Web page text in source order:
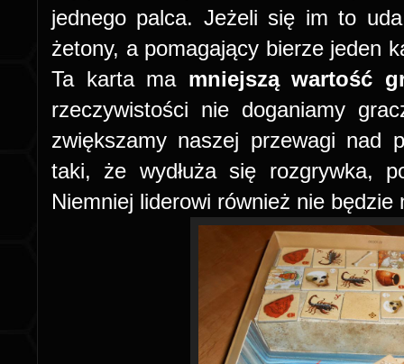
jednego palca. Jeżeli się im to
żetony, a pomagający bierze jeden
Ta karta ma mniejszą wartość
rzeczywistości nie doganiamy
zwiększamy naszej przewagi nad
taki, że wydłuża się rozgrywka,
Niemniej liderowi również nie będzie